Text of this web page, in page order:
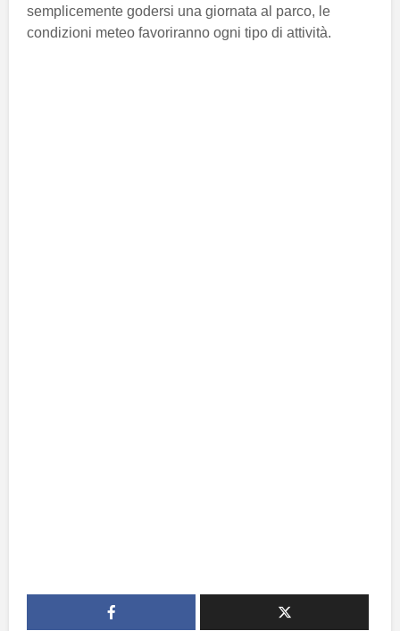
semplicemente godersi una giornata al parco, le
condizioni meteo favoriranno ogni tipo di attività.